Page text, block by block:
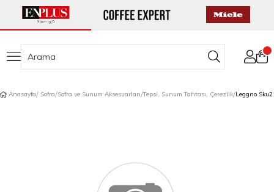
Anasayfa Sofra Sofra ve Sunum Aksesuarları Tepsi, Sunum Tahtası, Çerezlik